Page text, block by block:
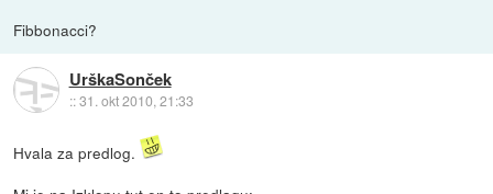
Fibbonacci?
UrškaSonček
::31. okt 2010, 21:33
Hvala za predlog.